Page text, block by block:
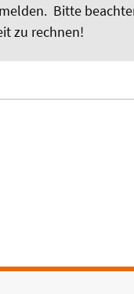
Bitte
zu rechnen!